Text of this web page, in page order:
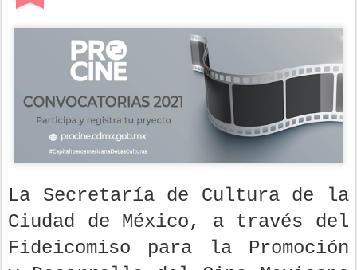
La Secretaría de Cultura de la
Ciudad de México, a través del
Fideicomiso para la Promoción